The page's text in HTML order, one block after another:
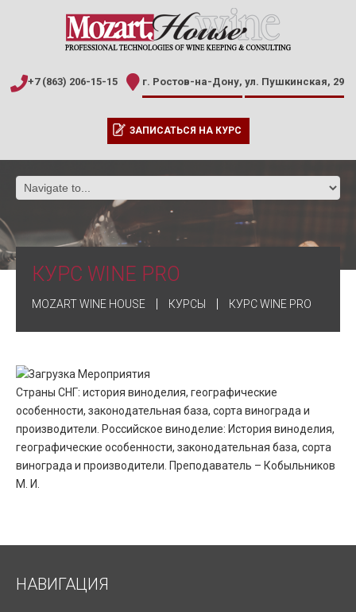
+7 (863) 206-15-15 г. Ростов-на-Дону, ул. Пушкинская, 29
ЗАПИСАТЬСЯ НА КУРС
КУРС WINE PRO
MOZART WINE HOUSE КУРСЫ КУРС WINE PRO
Страны СНГ: история виноделия, географические
особенности, законодательная база, сорта винограда и
производители. Российское виноделие: История виноделия,
географические особенности, законодательная база, сорта
винограда и производители. Преподаватель – Кобыльников
М. И.
НАВИГАЦИЯ